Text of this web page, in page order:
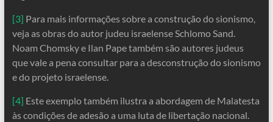
[3] Para mais informações sobre a construção do sionismo,
veja as obras do autor judeu israelense Schlomo Sand.
Noam Chomsky e Ilan Pape também são autores judeus
que vale a pena consultar para a desconstrução do sionismo
e do projeto israelense.
[4] Este exemplo também ilustra a abordagem de Malatesta
às condições de adesão a uma luta de libertação nacional.